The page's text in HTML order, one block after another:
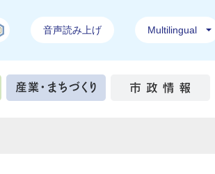
音声読み上げ Multilingual
子育て・教育 産業・まちづくり